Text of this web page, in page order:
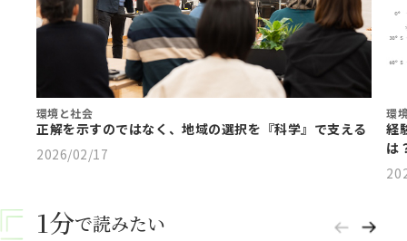
環境と社会
正解を示すのではなく、地域の選択を『科学』で支える
2026/02/17
環
経
は
1分で読みたい